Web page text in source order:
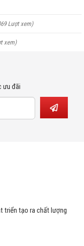
Lượt xem)
xem)
ưu đãi
triển tạo ra chất lượng